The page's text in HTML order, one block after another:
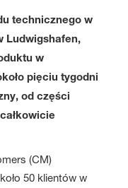
technicznego w
Ludwigshafen,
w
pięciu tygodni
od części
(CM)
50 klientów w